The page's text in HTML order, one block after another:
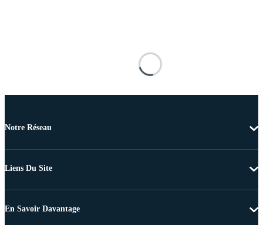
Notre Réseau
Liens Du Site
En Savoir Davantage